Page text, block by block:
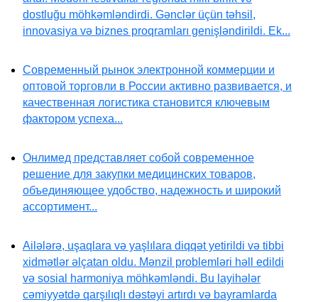
dostluğu möhkəmləndirdi. Gənclər üçün təhsil,
innovasiya və biznes proqramları genişləndirildi. Ek...
Современный рынок электронной коммерции и
оптовой торговли в России активно развивается, и
качественная логистика становится ключевым
фактором успеха...
Онлимед представляет собой современное
решение для закупки медицинских товаров,
объединяющее удобство, надежность и широкий
ассортимент...
Ailələrə, uşaqlara və yaşlılara diqqət yetirildi və tibbi
xidmətlər əlçatan oldu. Mənzil problemləri həll edildi
və sosial harmoniya möhkəmləndi. Bu layihələr
cəmiyyətdə qarşılıqlı dəstəyi artırdı və bayramlarda